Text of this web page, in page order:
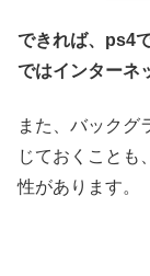
できれば、ps4
ではインターネ
また、バックグ
じておくことも
性があります。